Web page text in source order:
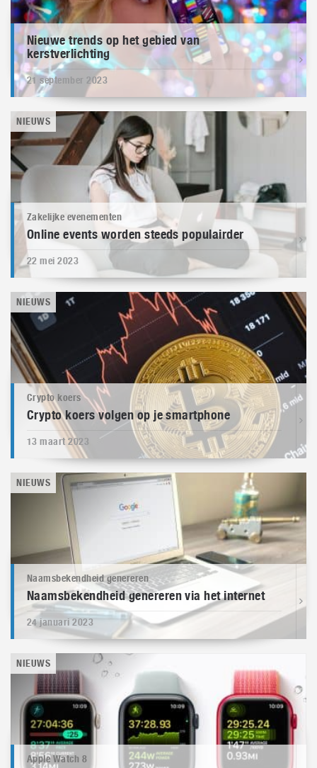
Nieuwe trends op het gebied van
kerstverlichting
21 september 2023
NIEUWS
Zakelijke evenementen
Online events worden steeds populairder
22 mei 2023
NIEUWS
Crypto koers
Crypto koers volgen op je smartphone
13 maart 2023
NIEUWS
Naamsbekendheid genereren
Naamsbekendheid genereren via het internet
24 januari 2023
NIEUWS
Apple Watch 8